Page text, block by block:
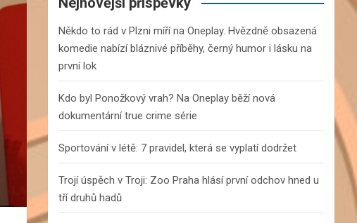
Někdo to rád v Plzni míří na Oneplay. Hvězdně obsazená
komedie nabízí bláznivé příběhy, černý humor i lásku na
první lok
Kdo byl Ponožkový vrah? Na Oneplay běží nová
dokumentární true crime série
Sportování v létě: 7 pravidel, která se vyplatí dodržet
Trojí úspěch v Troji: Zoo Praha hlásí první odchov hned u
tří druhů hadů